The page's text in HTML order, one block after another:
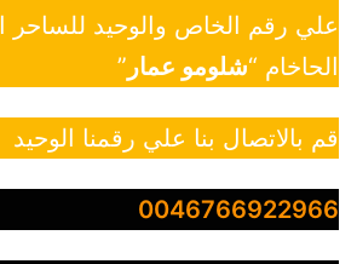
علي رقم الخاص والوحيد للساحر
الحاخام “شلومو عمار ”
قم بالاتصال بنا علي رقمنا الوحيد
0046766922966